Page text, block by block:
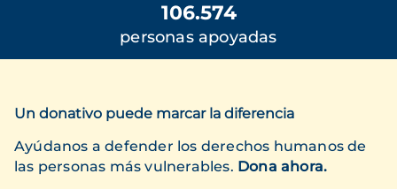
106.574
personas apoyadas
Un donativo puede marcar la diferencia
Ayúdanos a defender los derechos humanos de
las personas más vulnerables. Dona ahora.